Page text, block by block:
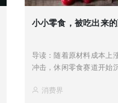
小小零食，被吃出来
导读：随着原材料成本上
冲击，休闲零食赛道开始
凡。根据天眼查数据显示
消费界